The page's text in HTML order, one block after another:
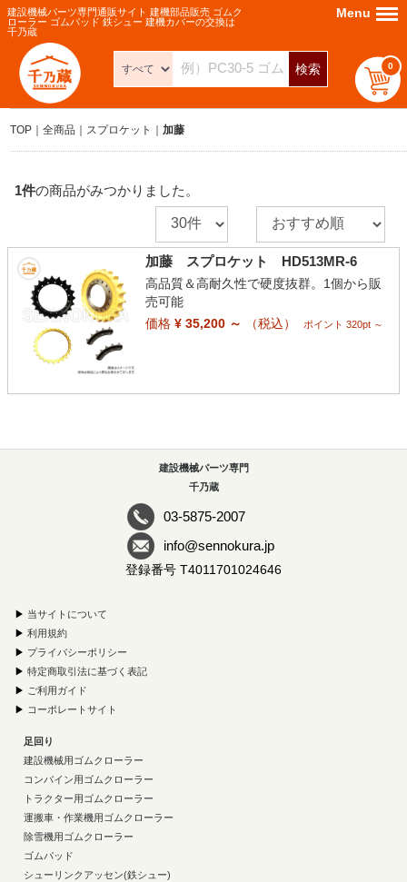
建設機械パーツ専門通販サイト 建機部品販売 ゴムク
ローラー ゴムパッド 鉄シュー 建機カバーの交換は
千乃蔵
検索 0
Menu Menu
TOP 全商品 スプロケット 加藤
1件の商品がみつかりました。
加藤 スプロケット HD513MR-6
高品質＆高耐久性で硬度抜群。1個から販
売可能
価格¥ 35,200 ～ （税込） ポイント 320pt ～
建設機械パーツ専門
千乃蔵
03-5875-2007
info@sennokura.jp
登録番号 T4011701024646
▶ 当サイトについて
▶ 利用規約
▶ プライバシーポリシー
▶ 特定商取引法に基づく表記
▶ ご利用ガイド
▶ コーポレートサイト
足回り
建設機械用ゴムクローラー
コンバイン用ゴムクローラー
トラクター用ゴムクローラー
運搬車・作業機用ゴムクローラー
除雪機用ゴムクローラー
ゴムパッド
シューリンクアッセン(鉄シュー)